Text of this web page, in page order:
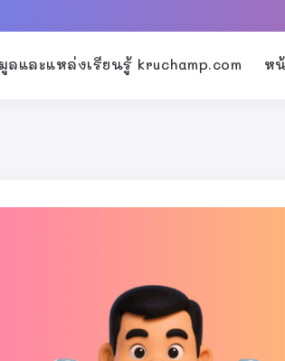
และแหล่งเรียนรู้ kruchamp.com ห